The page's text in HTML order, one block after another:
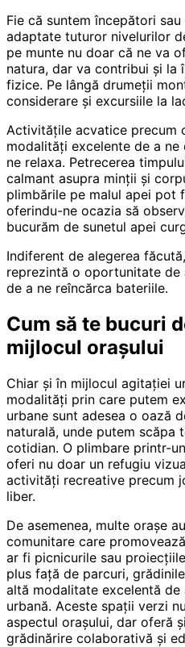
Fie că suntem începători
adaptate tuturor nivelurilor
pe munte nu doar că ne va
natura, dar va contribui și la
fizice. Pe lângă drumeții
considerare și excursiile la
Activitățile acvatice precum
modalități excelente de a
ne relaxa. Petrecerea
calmant asupra minții și
plimbările pe malul apei pot
oferindu-ne ocazia să
bucurăm de sunetul apei
Indiferent de alegerea
reprezintă o oportunitate de
de a ne reîncărca bateriile.
Cum să te bucuri
mijlocul orașului
Chiar și în mijlocul agitației
modalități prin care putem
urbane sunt adesea o oază
naturală, unde putem scăpa
cotidian. O plimbare printr-
oferi nu doar un refugiu
activități recreative precum
liber.
De asemenea, multe orașe
comunitare care
ar fi picnicurile sau
plus față de parcuri,
altă modalitate excelentă de
urbană. Aceste spații verzi
aspectul orașului, dar oferă
grădinărire colaborativă și